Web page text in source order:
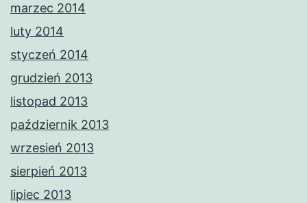
marzec 2014
luty 2014
styczeń 2014
grudzień 2013
listopad 2013
październik 2013
wrzesień 2013
sierpień 2013
lipiec 2013